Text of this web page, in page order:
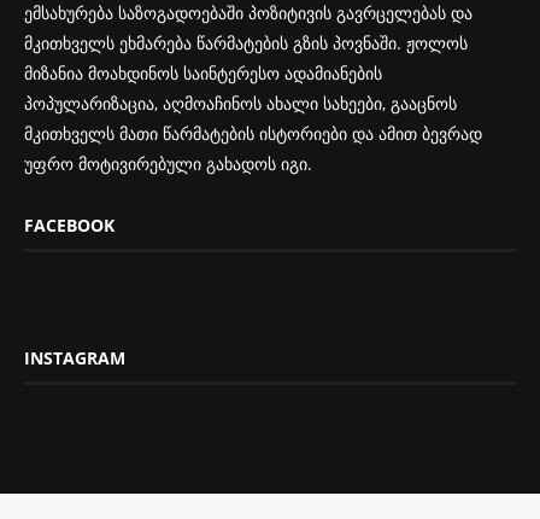
ემსახურება საზოგადოებაში პოზიტივის გავრცელებას და
მკითხველს ეხმარება წარმატების გზის პოვნაში. ჟოლოს
მიზანია მოახდინოს საინტერესო ადამიანების
პოპულარიზაცია, აღმოაჩინოს ახალი სახეები, გააცნოს
მკითხველს მათი წარმატების ისტორიები და ამით ბევრად
უფრო მოტივირებული გახადოს იგი.
FACEBOOK
INSTAGRAM